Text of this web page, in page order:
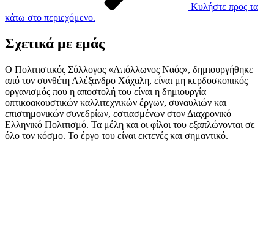
Κυλήστε προς τα
κάτω στο περιεχόμενο.
Σχετικά με εμάς
Ο Πολιτιστικός Σύλλογος «Απόλλωνος Ναός», δημιουργήθηκε
από τον συνθέτη Αλέξανδρο Χάχαλη, είναι μη κερδοσκοπικός
οργανισμός που η αποστολή του είναι η δημιουργία
οπτικοακουστικών καλλιτεχνικών έργων, συναυλιών και
επιστημονικών συνεδρίων, εστιασμένων στον Διαχρονικό
Ελληνικό Πολιτισμό. Τα μέλη και οι φίλοι του εξαπλώνονται σε
όλο τον κόσμο. Το έργο του είναι εκτενές και σημαντικό.